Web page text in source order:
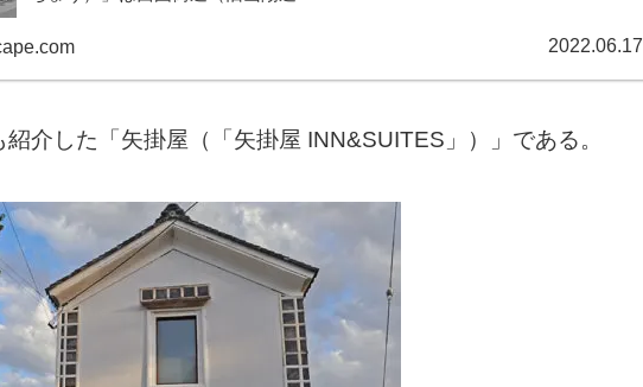
2022.06.17
介した「矢掛屋（「矢掛屋 INN&SUITES」）」である。